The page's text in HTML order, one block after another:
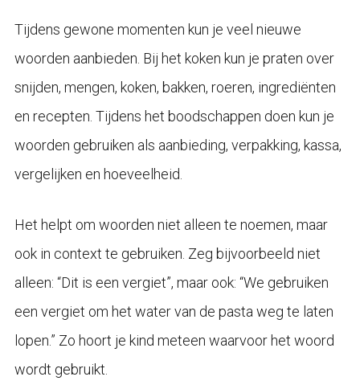
Tijdens gewone momenten kun je veel nieuwe
woorden aanbieden. Bij het koken kun je praten over
snijden, mengen, koken, bakken, roeren, ingrediënten
en recepten. Tijdens het boodschappen doen kun je
woorden gebruiken als aanbieding, verpakking, kassa,
vergelijken en hoeveelheid.
Het helpt om woorden niet alleen te noemen, maar
ook in context te gebruiken. Zeg bijvoorbeeld niet
alleen: “Dit is een vergiet”, maar ook: “We gebruiken
een vergiet om het water van de pasta weg te laten
lopen.” Zo hoort je kind meteen waarvoor het woord
wordt gebruikt.